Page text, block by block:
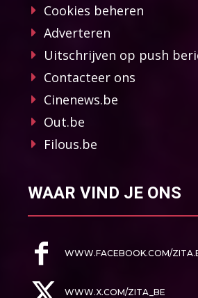
Cookies beheren
Adverteren
Uitschrijven op push
Contacteer ons
Cinenews.be
Out.be
Filous.be
WAAR VIND JE ONS
WWW.FACEBOOK.COM/
WWW.X.COM/ZITA_BE